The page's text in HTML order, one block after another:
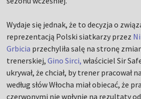
Wydaje się jednak, że to decyzja o
reprezentacją Polski siatkarzy przez
Grbicia przechyliła salę na stronę
trenerskiej,Gino Sirci,właściciel Sir
ukrywał, że chciał, by trener pracował
według słów Włocha miał obiecać, że
czerwonymi nie wpłynie na rezultaty